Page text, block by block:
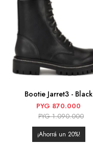
Bootie Jarret3 - Black
PYG 870.000
PYG 1.090.000
20